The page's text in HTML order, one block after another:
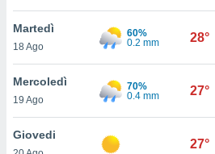
un
la
di esso.
nella
Martedì
18 Ago
60%
0.2 mm
28°
Mercoledì
19 Ago
70%
0.4 mm
27°
Giovedi
27°